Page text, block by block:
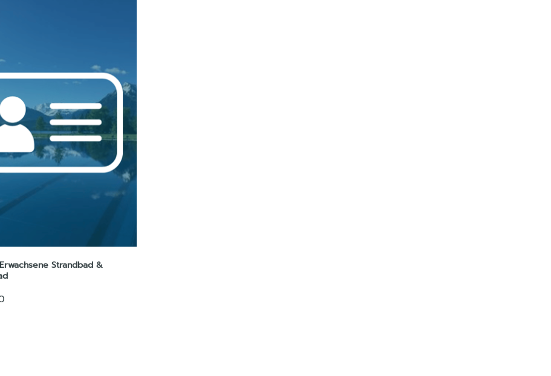
Strandbad &